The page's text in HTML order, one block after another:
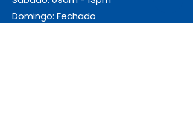
Domingo: Fechado